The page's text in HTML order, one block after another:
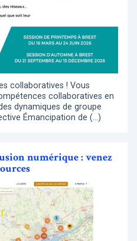
collaboratives ! Vous
collaboratives en
dynamiques de groupe
Émancipation de (…)
numérique : venez